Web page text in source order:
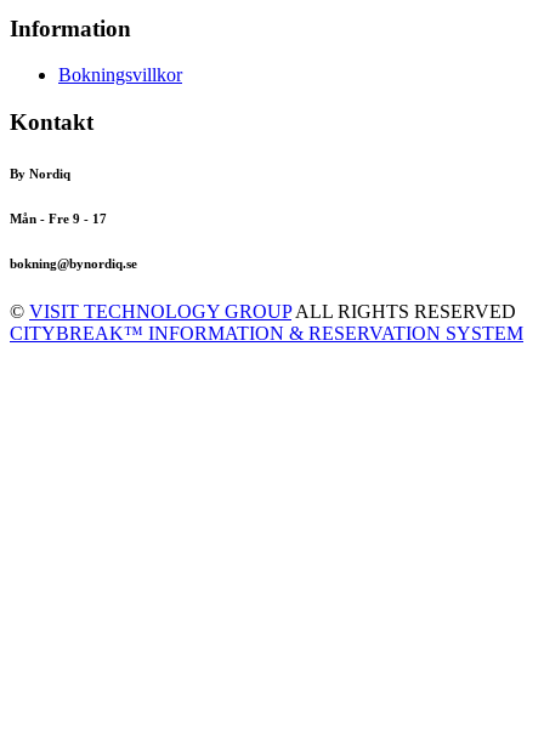
Information
Bokningsvillkor
Kontakt
By Nordiq
Mån - Fre 9 - 17
bokning@bynordiq.se
© VISIT TECHNOLOGY GROUPALL RIGHTS RESERVED
CITYBREAK™ INFORMATION & RESERVATION SYSTEM